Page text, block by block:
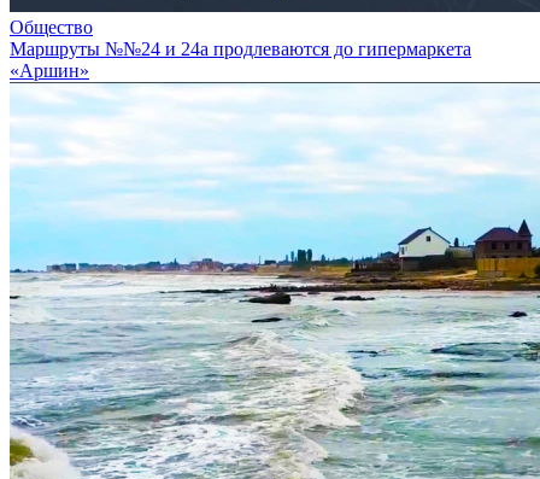
Общество
Маршруты №№24 и 24а продлеваются до гипермаркета
«Аршин»